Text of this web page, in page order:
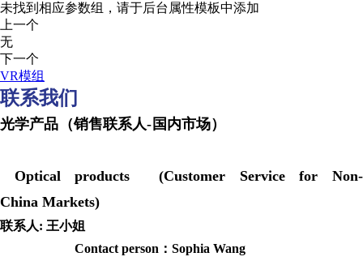
未找到相应参数组，请于后台属性模板中添加
上一个
无
下一个
VR模组
联系我们
光学产品（销售联系人-国内市场）
Optical products (Customer Service for Non-
China Markets)
联系人: 王小姐
Contact person：Sophia Wang